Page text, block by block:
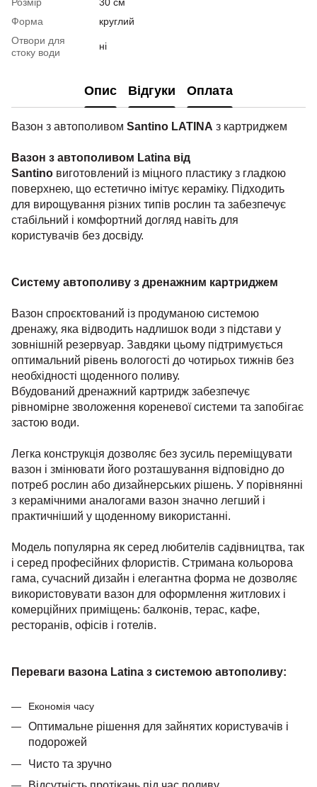
Форма
круглий
Отвори для
стоку води
ні
Опис Відгуки Оплата
Вазон з автополивом Santino LATINA з картриджем
Вазон з автополивом Latina від
Santino виготовлений із міцного пластику з гладкою
поверхнею, що естетично імітує кераміку. Підходить
для вирощування різних типів рослин та забезпечує
стабільний і комфортний догляд навіть для
користувачів без досвіду.
Систему автополиву з дренажним картриджем
Вазон спроєктований із продуманою системою
дренажу, яка відводить надлишок води з підстави у
зовнішній резервуар. Завдяки цьому підтримується
оптимальний рівень вологості до чотирьох тижнів без
необхідності щоденного поливу.
Вбудований дренажний картридж забезпечує
рівномірне зволоження кореневої системи та запобігає
застою води.
Легка конструкція дозволяє без зусиль переміщувати
вазон і змінювати його розташування відповідно до
потреб рослин або дизайнерських рішень. У порівнянні
з керамічними аналогами вазон значно легший і
практичніший у щоденному використанні.
Модель популярна як серед любителів садівництва, так
і серед професійних флористів. Стримана кольорова
гама, сучасний дизайн і елегантна форма не дозволяє
використовувати вазон для оформлення житлових і
комерційних приміщень: балконів, терас, кафе,
ресторанів, офісів і готелів.
Переваги вазона Latina з системою автополиву:
Економія часу
Оптимальне рішення для зайнятих користувачів і
подорожей
Чисто та зручно